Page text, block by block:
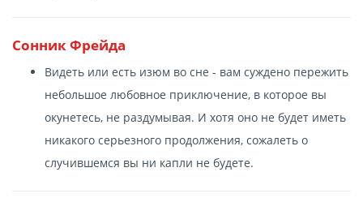
Сонник Фрейда
Видеть или есть изюм во сне - вам суждено пережить
небольшое любовное приключение, в которое вы
окунетесь, не раздумывая. И хотя оно не будет иметь
никакого серьезного продолжения, сожалеть о
случившемся вы ни капли не будете.